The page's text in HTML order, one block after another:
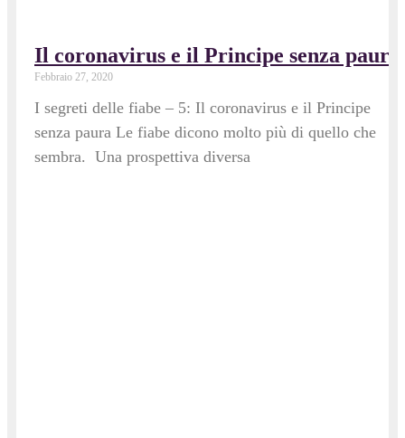
Il coronavirus e il Principe senza paura
Febbraio 27, 2020
I segreti delle fiabe – 5: Il coronavirus e il Principe
senza paura Le fiabe dicono molto più di quello che
sembra. Una prospettiva diversa